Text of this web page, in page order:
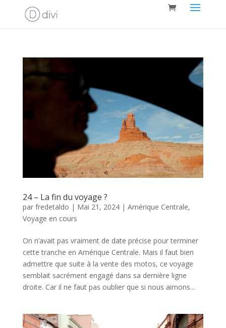
24 – La fin du voyage ?
par fredetaldo | Mai 21, 2024| Amérique Centrale,
Voyage en cours
On n’avait pas vraiment de date précise pour terminer
cette tranche en Amérique Centrale. Mais il faut bien
admettre que suite à la vente des motos, ce voyage
semblait sacrément engagé dans sa dernière ligne
droite. Car il ne faut pas oublier que si nous aimons...